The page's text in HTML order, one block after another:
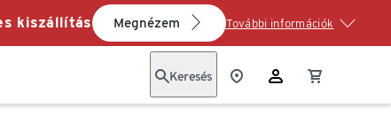
kiszállítás Megnézem További információk
Keresés